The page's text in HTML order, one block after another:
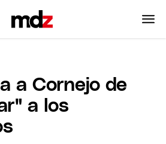
a Cornejo de
a los